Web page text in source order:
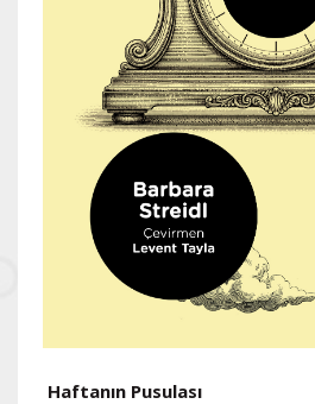
Haftanın Pusulası